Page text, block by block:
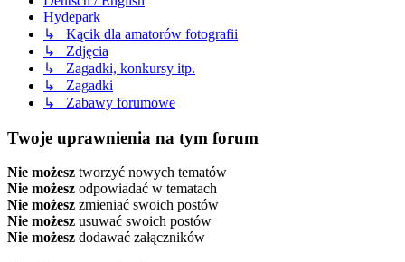
Hydepark
↳ Kącik dla amatorów fotografii
↳ Zdjęcia
↳ Zagadki, konkursy itp.
↳ Zagadki
↳ Zabawy forumowe
Twoje uprawnienia na tym forum
Nie możesz tworzyć nowych tematów
Nie możesz odpowiadać w tematach
Nie możesz zmieniać swoich postów
Nie możesz usuwać swoich postów
Nie możesz dodawać załączników